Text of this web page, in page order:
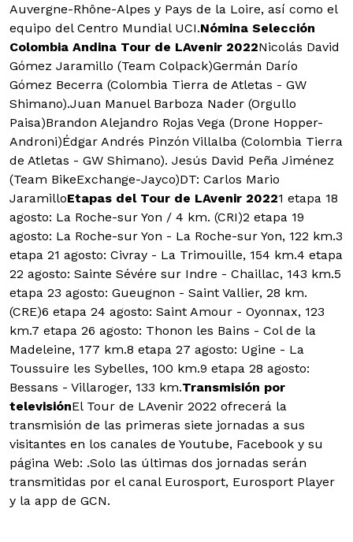
Auvergne-Rhône-Alpes y Pays de la Loire, así como el
equipo del Centro Mundial UCI.Nómina Selección
Colombia Andina Tour de LAvenir 2022Nicolás David
Gómez Jaramillo (Team Colpack)Germán Darío
Gómez Becerra (Colombia Tierra de Atletas - GW
Shimano).Juan Manuel Barboza Nader (Orgullo
Paisa)Brandon Alejandro Rojas Vega (Drone Hopper-
Androni)Édgar Andrés Pinzón Villalba (Colombia Tierra
de Atletas - GW Shimano). Jesús David Peña Jiménez
(Team BikeExchange-Jayco)DT: Carlos Mario
JaramilloEtapas del Tour de LAvenir 20221 etapa 18
agosto: La Roche-sur Yon / 4 km. (CRI)2 etapa 19
agosto: La Roche-sur Yon - La Roche-sur Yon, 122 km.3
etapa 21 agosto: Civray - La Trimouille, 154 km.4 etapa
22 agosto: Sainte Sévére sur Indre - Chaillac, 143 km.5
etapa 23 agosto: Gueugnon - Saint Vallier, 28 km.
(CRE)6 etapa 24 agosto: Saint Amour - Oyonnax, 123
km.7 etapa 26 agosto: Thonon les Bains - Col de la
Madeleine, 177 km.8 etapa 27 agosto: Ugine - La
Toussuire les Sybelles, 100 km.9 etapa 28 agosto:
Bessans - Villaroger, 133 km.Transmisión por
televisiónEl Tour de LAvenir 2022 ofrecerá la
transmisión de las primeras siete jornadas a sus
visitantes en los canales de Youtube, Facebook y su
página Web: .Solo las últimas dos jornadas serán
transmitidas por el canal Eurosport, Eurosport Player
y la app de GCN.